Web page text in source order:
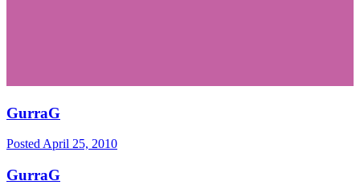
GurraG
PostedApril 25, 2010
GurraG